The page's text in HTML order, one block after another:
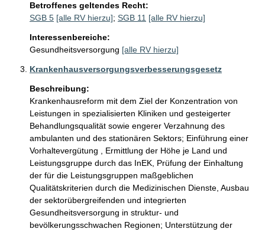
Betroffenes geltendes Recht:
SGB 5 [alle RV hierzu]; SGB 11 [alle RV hierzu]
Interessenbereiche:
Gesundheitsversorgung [alle RV hierzu]
Krankenhausversorgungsverbesserungsgesetz
Beschreibung:
Krankenhausreform mit dem Ziel der Konzentration von
Leistungen in spezialisierten Kliniken und gesteigerter
Behandlungsqualität sowie engerer Verzahnung des
ambulanten und des stationären Sektors; Einführung einer
Vorhaltevergütung , Ermittlung der Höhe je Land und
Leistungsgruppe durch das InEK, Prüfung der Einhaltung
der für die Leistungsgruppen maßgeblichen
Qualitätskriterien durch die Medizinischen Dienste, Ausbau
der sektorübergreifenden und integrierten
Gesundheitsversorgung in struktur- und
bevölkerungsschwachen Regionen; Unterstützung der